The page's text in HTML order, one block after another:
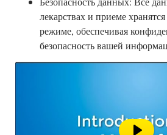
лекарствах и приеме
режиме, обеспечивая
безопасность вашей